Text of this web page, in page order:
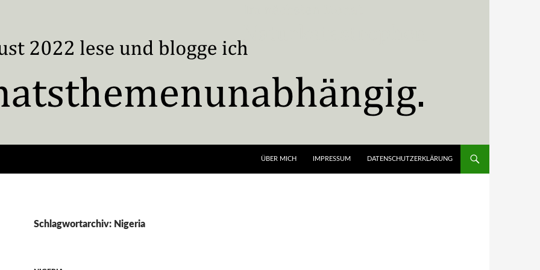
ÜBER MICH IMPRESSUM DATENSCHUTZERKLÄRUNG
Schlagwortarchiv: Nigeria